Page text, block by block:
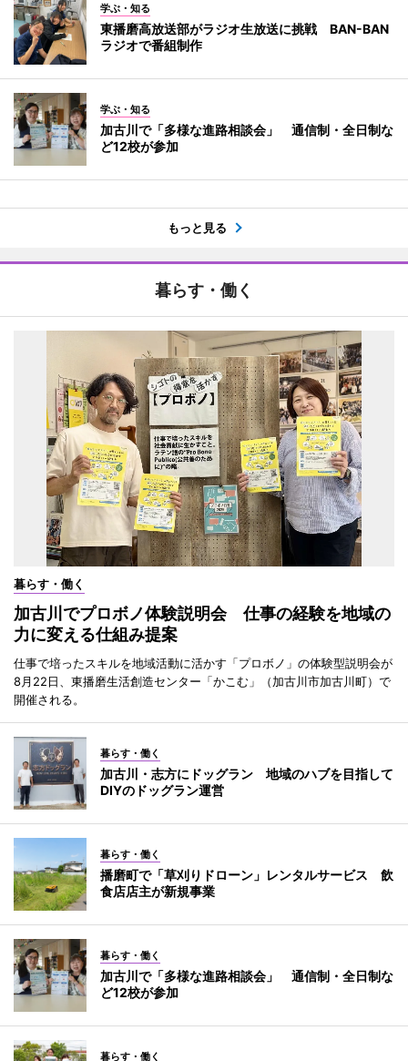
学ぶ・知る
東播磨高放送部がラジオ生放送に挑戦 BAN-BAN
ラジオで番組制作
学ぶ・知る
加古川で「多様な進路相談会」 通信制・全日制な
ど12校が参加
もっと見る
暮らす・働く
暮らす・働く
加古川でプロボノ体験説明会 仕事の経験を地域の
力に変える仕組み提案
仕事で培ったスキルを地域活動に活かす「プロボノ」の体験型説明会が
8月22日、東播磨生活創造センター「かこむ」（加古川市加古川町）で
開催される。
暮らす・働く
加古川・志方にドッグラン 地域のハブを目指して
DIYのドッグラン運営
暮らす・働く
播磨町で「草刈りドローン」レンタルサービス 飲
食店店主が新規事業
暮らす・働く
加古川で「多様な進路相談会」 通信制・全日制な
ど12校が参加
暮らす・働く